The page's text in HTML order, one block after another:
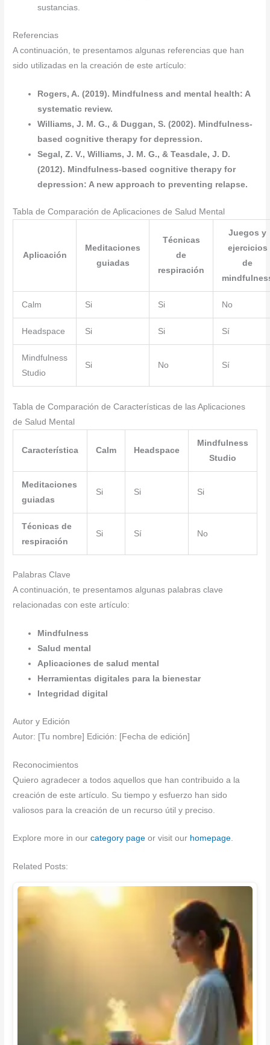
sustancias.
Referencias
A continuación, te presentamos algunas referencias que han
sido utilizadas en la creación de este artículo:
Rogers, A. (2019). Mindfulness and mental health: A
systematic review.
Williams, J. M. G., & Duggan, S. (2002). Mindfulness-
based cognitive therapy for depression.
Segal, Z. V., Williams, J. M. G., & Teasdale, J. D.
(2012). Mindfulness-based cognitive therapy for
depression: A new approach to preventing relapse.
Tabla de Comparación de Aplicaciones de Salud Mental
Aplicación
Meditaciones
guiadas
Técnicas
de
respiración
Juegos y
ejercicios
de
Calm Si Si No
Headspace Si Si Sí
Mindfulness
Studio
Si No Sí
Tabla de Comparación de Características de las Aplicaciones
de Salud Mental
Característica Calm Headspace
Mindfulness
Studio
Meditaciones
guiadas
Si Si Si
Técnicas de
respiración
Si Sí No
Palabras Clave
A continuación, te presentamos algunas palabras clave
relacionadas con este artículo:
Mindfulness
Salud mental
Aplicaciones de salud mental
Herramientas digitales para la bienestar
Integridad digital
Autor y Edición
Autor: [Tu nombre] Edición: [Fecha de edición]
Reconocimientos
Quiero agradecer a todos aquellos que han contribuido a la
creación de este artículo. Su tiempo y esfuerzo han sido
valiosos para la creación de un recurso útil y preciso.
Explore more in ourcategory page or visit our homepage.
Related Posts: